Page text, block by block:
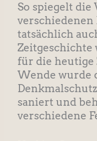
So spiegelt
tatsächlich
Zeitgeschichte
für die heutige
Wende wurde
saniert und
verschiedene